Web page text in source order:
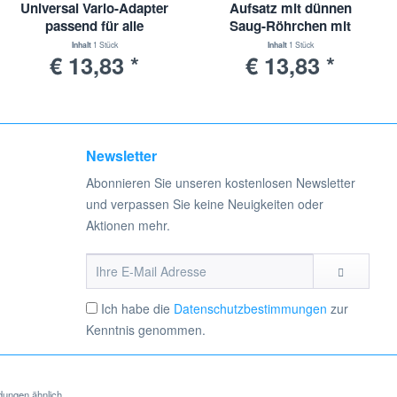
Universal Vario-Adapter
passend für alle
Staubsauger mit 30-
38mm Durchmesser
Inhalt 1 Stück
€ 13,83 *
Aufsatz mit dünnen
Saug-Röhrchen mit
Universal-Adapter | 30-
38mm Durchmesser
Inhalt 1 Stück
€ 13,83 *
Newsletter
Abonnieren Sie unseren kostenlosen Newsletter
und verpassen Sie keine Neuigkeiten oder
Aktionen mehr.
Ich habe die Datenschutzbestimmungen zur
Kenntnis genommen.